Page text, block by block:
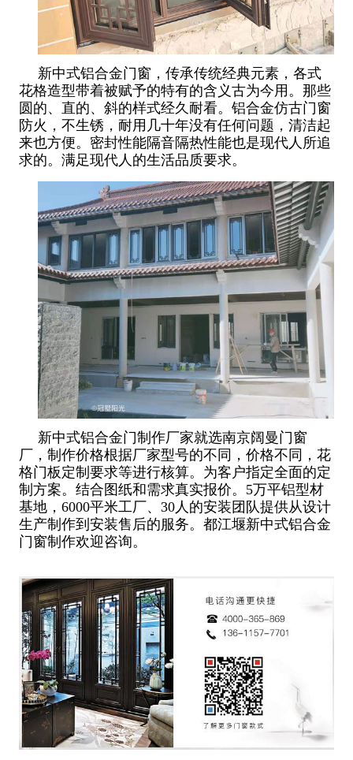
新中式铝合金门窗，传承传统经典元素，各式
花格造型带着被赋予的特有的含义古为今用。那些
圆的、直的、斜的样式经久耐看。铝合金仿古门窗
防火，不生锈，耐用几十年没有任何问题，清洁起
来也方便。密封性能隔音隔热性能也是现代人所追
求的。满足现代人的生活品质要求。
新中式铝合金门制作厂家就选南京阔曼门窗
厂，制作价格根据厂家型号的不同，价格不同，花
格门板定制要求等进行核算。为客户指定全面的定
制方案。结合图纸和需求真实报价。5万平铝型材
基地，6000平米工厂、30人的安装团队提供从设计
生产制作到安装售后的服务。都江堰新中式铝合金
门窗制作欢迎咨询。